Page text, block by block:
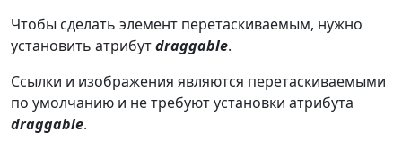
Чтобы сделать элемент перетаскиваемым, нужно
установить атрибутdraggable.
Ссылки и изображения являются перетаскиваемыми
по умолчанию и не требуют установки атрибута
draggable.